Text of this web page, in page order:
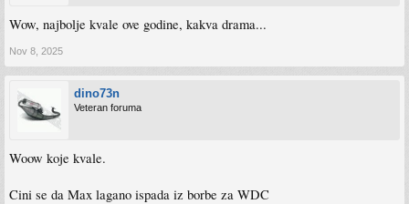
Wow, najbolje kvale ove godine, kakva drama...
Nov 8, 2025
dino73n
Veteran foruma
Woow koje kvale.
Cini se da Max lagano ispada iz borbe za WDC